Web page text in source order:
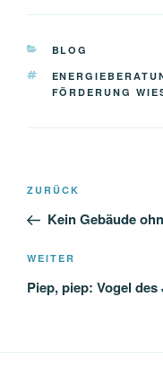
KATEGORIEN
BLOG
SCHLAGWÖRTER
FÖRDERUNG
Beitragsnavigation
Vorheriger
Beitrag
ZURÜCK
Kein Gebäude
Nächster
Beitrag
WEITER
Piep, piep: Vogel des